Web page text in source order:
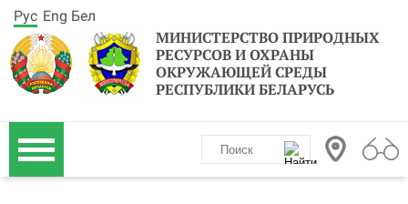
МИНИСТЕРСТВО ПРИРОДНЫХ
РЕСУРСОВ И ОХРАНЫ
ОКРУЖАЮЩЕЙ СРЕДЫ
РЕСПУБЛИКИ БЕЛАРУСЬ
Рус Eng Бел